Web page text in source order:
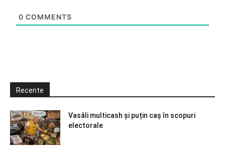
0 COMMENTS
Recente
Vasâli multicash și puțin caș în scopuri
electorale